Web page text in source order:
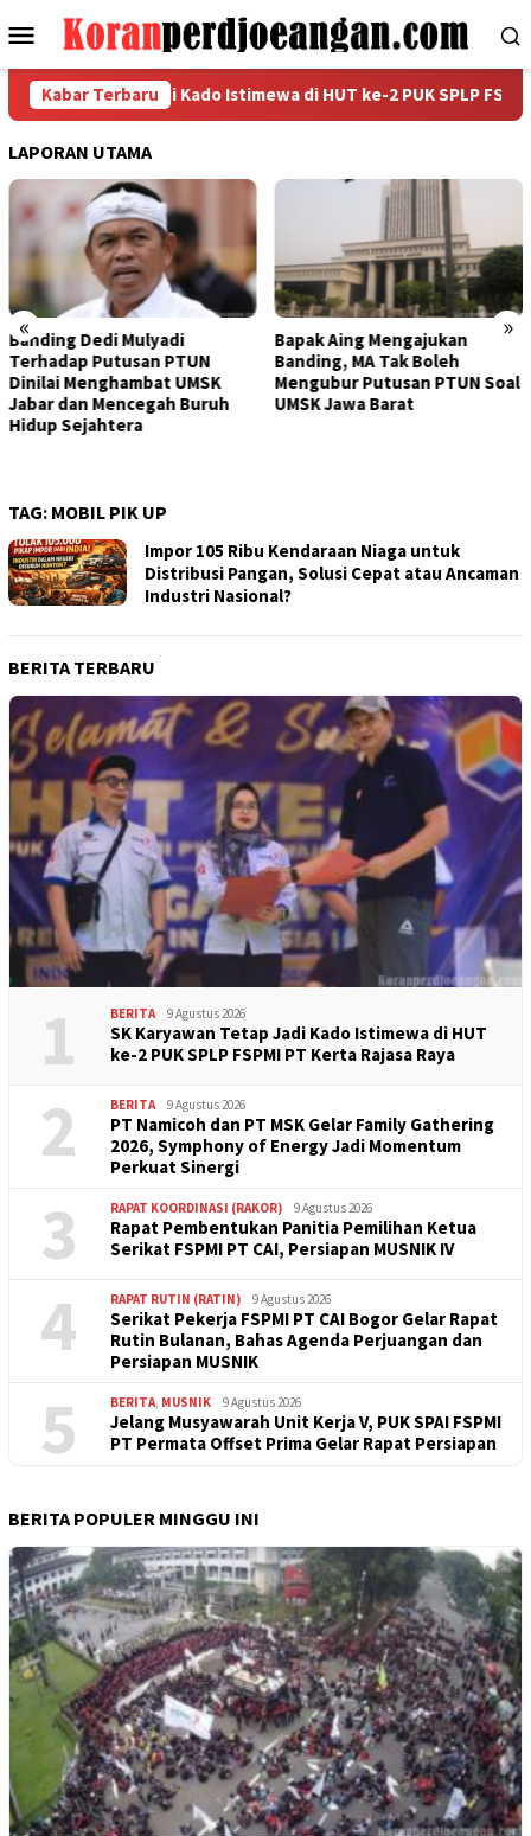
ke
Menu
Mobile
Kabar Terbaru
Tetap Jadi Kado Istimewa di HUT ke-2 PUK SPLP FSPMI PT
LAPORAN UTAMA
« »
Bapak Aing Mengajukan
Banding, MA Tak Boleh
Mengubur Putusan PTUN Soal
UMSK Jawa Barat
Sengketa UMSK
Tak Berkesudahan,
Mulyadi Terancam
Pemberhentian
TAG: MOBIL PIK UP
Impor 105 Ribu Kendaraan Niaga untuk
Distribusi Pangan, Solusi Cepat atau Ancaman
Industri Nasional?
BERITA TERBARU
1 BERITA 9 Agustus 2026
SK Karyawan Tetap Jadi Kado Istimewa di HUT
ke-2 PUK SPLP FSPMI PT Kerta Rajasa Raya
2 BERITA 9 Agustus 2026
PT Namicoh dan PT MSK Gelar Family Gathering
2026, Symphony of Energy Jadi Momentum
Perkuat Sinergi
3 RAPAT KOORDINASI (RAKOR) 9 Agustus 2026
Rapat Pembentukan Panitia Pemilihan Ketua
Serikat FSPMI PT CAI, Persiapan MUSNIK IV
4 RAPAT RUTIN (RATIN) 9 Agustus 2026
Serikat Pekerja FSPMI PT CAI Bogor Gelar Rapat
Rutin Bulanan, Bahas Agenda Perjuangan dan
Persiapan MUSNIK
5 BERITA, MUSNIK 9 Agustus 2026
Jelang Musyawarah Unit Kerja V, PUK SPAI FSPMI
PT Permata Offset Prima Gelar Rapat Persiapan
BERITA POPULER MINGGU INI